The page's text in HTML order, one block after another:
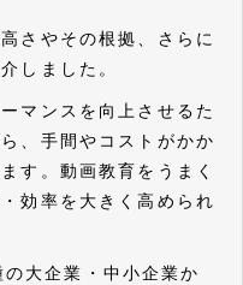
さやその根拠、さらに
しました。
マンスを向上させるた
、手間やコストがかか
す。動画教育をうまく
効率を大きく高められ
の大企業・中小企業か